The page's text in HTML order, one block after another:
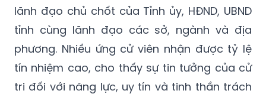
lãnh đạo chủ chốt của Tỉnh ủy, HĐND, UBND
tỉnh cùng lãnh đạo các sở, ngành và địa
phương. Nhiều ứng cử viên nhận được tỷ lệ
tín nhiệm cao, cho thấy sự tin tưởng của cử
tri đối với năng lực, uy tín và tinh thần trách